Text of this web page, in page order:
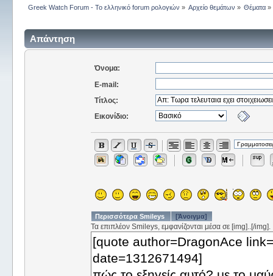
Greek Watch Forum - Το ελληνικό forum ρολογιών » Αρχείο θεμάτων » Θέματα »
Απάντηση
Όνομα:
E-mail:
Τίτλος:
Εικονίδιο:
Περισσότερα Smileys [Άνοιγμα]
Τα επιπλέον Smileys, εμφανίζονται μέσα σε [img]..[/img].